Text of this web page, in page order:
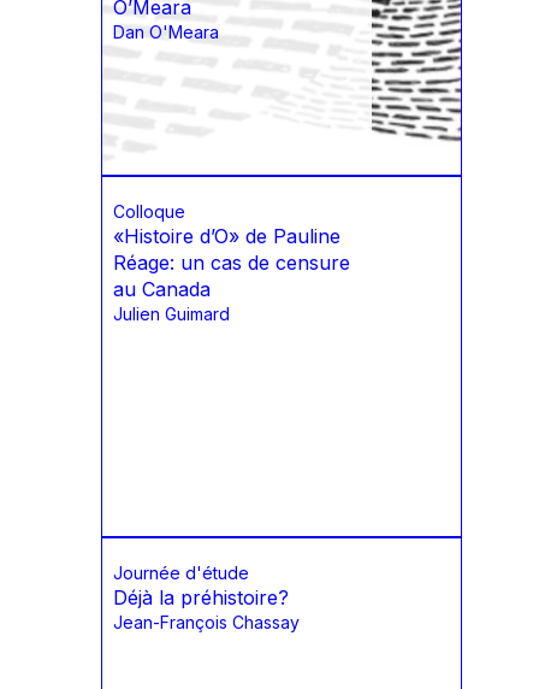
O’Meara
Dan O'Meara
Colloque
«Histoire d’O» de Pauline
Réage: un cas de censure
au Canada
Julien Guimard
Journée d'étude
Déjà la préhistoire?
Jean-François Chassay